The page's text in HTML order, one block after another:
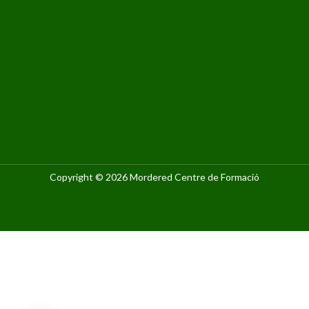
Copyright © 2026 Mordered Centre de Formació